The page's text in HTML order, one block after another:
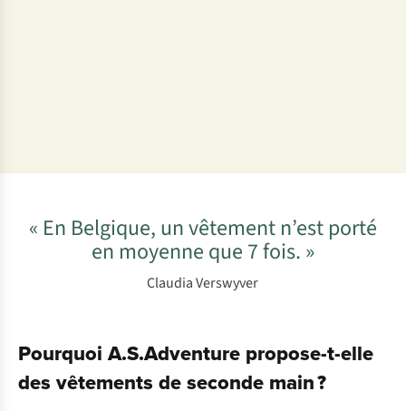
« En Belgique, un vêtement n’est porté
en moyenne que 7 fois. »
Claudia Verswyver
Pourquoi A.S.Adventure propose-t-elle
des vêtements de seconde main ?